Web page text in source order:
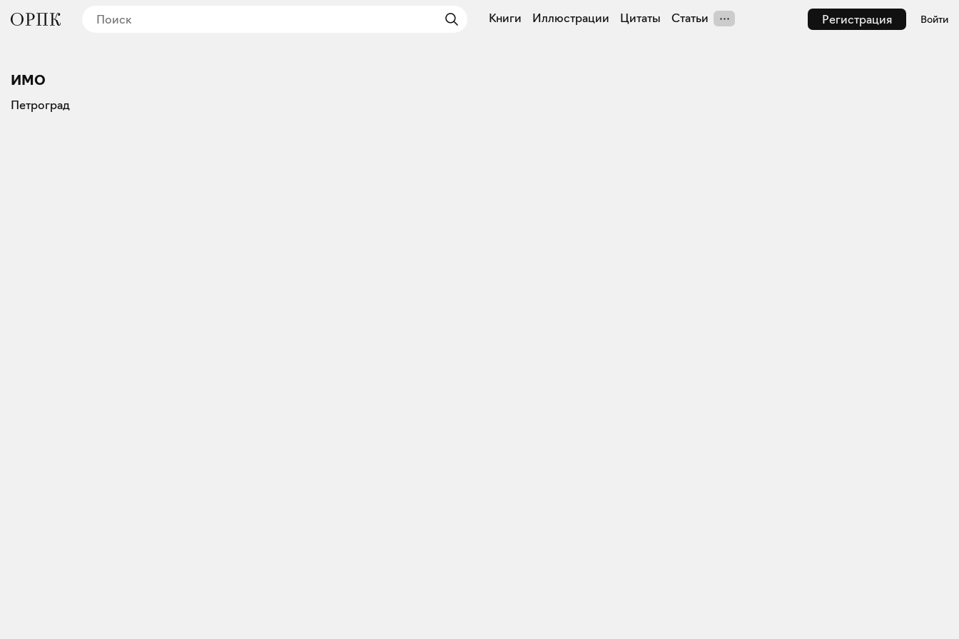
Регистрация Войти
Книги Иллюстрации Цитаты Статьи
ИМО
Петроград